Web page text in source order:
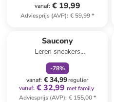
vanaf: € 19,99
Adviesprijs (AVP): € 59,99*
Saucony
Leren sneakers
grijs/lichtblauw
-78%
vanaf: € 34,99regulier
vanaf: € 32,99 met family
Adviesprijs (AVP): € 155,00*